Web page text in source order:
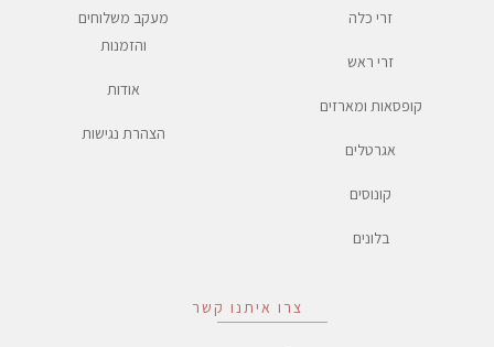
צרו איתנו קשר
זרי כלה
זרי ראש
קופסאות ומארזים
אגרטלים
קונוסים
בלונים
מעקב משלוחים
והזמנות
אודות
הצהרת נגישות